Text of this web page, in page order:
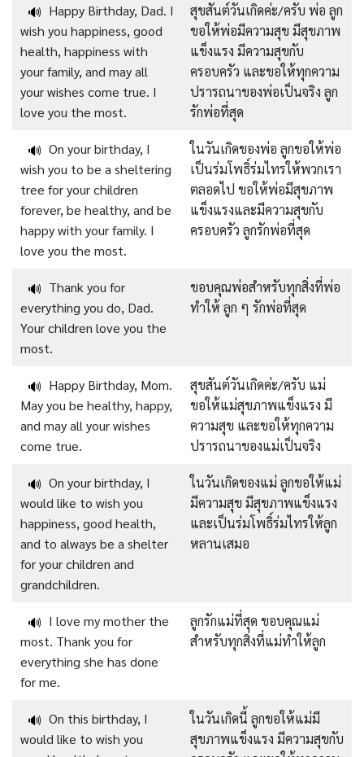
🔊 Happy Birthday, Dad. I
wish you happiness, good
health, happiness with
your family, and may all
your wishes come true. I
love you the most.
สุขสันต์วันเกิดค่ะ/ครับ พ่อ ลูก
ขอให้พ่อมีความสุข มีสุขภาพ
แข็งแรง มีความสุขกับ
ครอบครัว และขอให้ทุกความ
ปรารถนาของพ่อเป็นจริง ลูก
รักพ่อที่สุด
🔊 On your birthday, I
wish you to be a sheltering
tree for your children
forever, be healthy, and be
happy with your family. I
love you the most.
ในวันเกิดของพ่อ ลูกขอให้พ่อ
เป็นร่มโพธิ์ร่มไทรให้พวกเรา
ตลอดไป ขอให้พ่อมีสุขภาพ
แข็งแรงและมีความสุขกับ
ครอบครัว ลูกรักพ่อที่สุด
🔊 Thank you for
everything you do, Dad.
Your children love you the
most.
ขอบคุณพ่อสำหรับทุกสิ่งที่พ่อ
ทำให้ ลูก ๆ รักพ่อที่สุด
🔊 Happy Birthday, Mom.
May you be healthy, happy,
and may all your wishes
come true.
สุขสันต์วันเกิดค่ะ/ครับ แม่
ขอให้แม่สุขภาพแข็งแรง มี
ความสุข และขอให้ทุกความ
ปรารถนาของแม่เป็นจริง
🔊 On your birthday, I
would like to wish you
happiness, good health,
and to always be a shelter
for your children and
grandchildren.
ในวันเกิดของแม่ ลูกขอให้แม่
มีความสุข มีสุขภาพแข็งแรง
และเป็นร่มโพธิ์ร่มไทรให้ลูก
หลานเสมอ
🔊 I love my mother the
most. Thank you for
everything she has done
for me.
ลูกรักแม่ที่สุด ขอบคุณแม่
สำหรับทุกสิ่งที่แม่ทำให้ลูก
🔊 On this birthday, I
would like to wish you
ในวันเกิดนี้ ลูกขอให้แม่มี
สุขภาพแข็งแรง มีความสุขกับ